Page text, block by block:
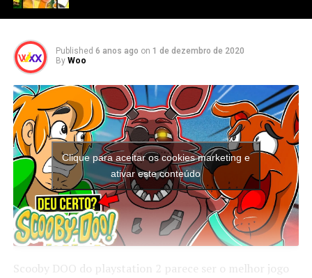
Published 6 anos ago on 1 de dezembro de 2020
By Woo
Clique para aceitar os cookies marketing e
ativar este conteúdo
Scooby DOO do playstation 2 parece ser o melhor jogo